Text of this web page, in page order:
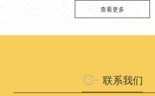
查看更多
联系我们